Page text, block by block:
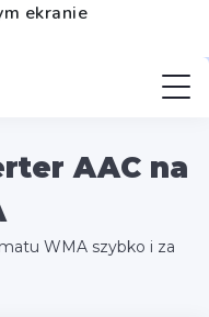
ekranie